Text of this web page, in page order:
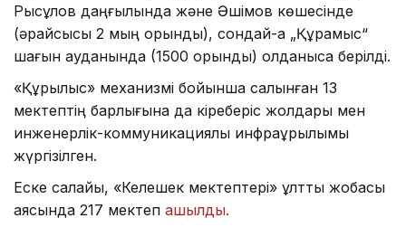
Рысқұлов даңғылында және Әшімов көшесінде
(әрқайсысы 2 мың орындық), сондай-ақ „Құрамыс“
шағын ауданында (1500 орындық) қолданысқа берілді.
«Құрылыс» механизмі бойынша салынған 13
мектептің барлығына да кіреберіс жолдары мен
инженерлік-коммуникациялық инфрақұрылымы
жүргізілген.
Еске салайық, «Келешек мектептері» ұлттық жобасы
аясында 217 мектеп ашылды.